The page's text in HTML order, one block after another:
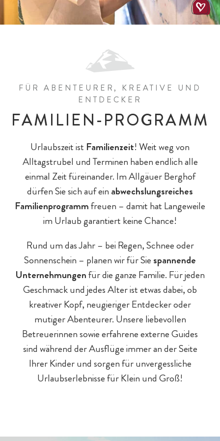
FÜR ABENTEURER, KREATIVE UND
ENTDECKER
FAMILIEN-PROGRAMM
Urlaubszeit ist Familienzeit! Weit weg von
Alltagstrubel und Terminen haben endlich alle
einmal Zeit füreinander. Im Allgäuer Berghof
dürfen Sie sich auf ein abwechslungsreiches
Familienprogrammfreuen – damit hat Langeweile
im Urlaub garantiert keine Chance!
Rund um das Jahr – bei Regen, Schnee oder
Sonnenschein – planen wir für Sie spannende
Unternehmungenfür die ganze Familie. Für jeden
Geschmack und jedes Alter ist etwas dabei, ob
kreativer Kopf, neugieriger Entdecker oder
mutiger Abenteurer. Unsere liebevollen
Betreuerinnen sowie erfahrene externe Guides
sind während der Ausflüge immer an der Seite
Ihrer Kinder und sorgen für unvergessliche
Urlaubserlebnisse für Klein und Groß!
All-Inklusiv Premium
Bar & Fine Dining
Hotel-Pauschalen
All-Inklusiv Chalet-Genuss
Chalet-Pauschalen
Chaleturlaub - 5 Gründe
Spielplätze
Reiten
Eislaufen
Spielewelten
Baby- & Kinderbetreuung
Familienprogramm
Schulkinder
Teens
Eltern & Großeltern